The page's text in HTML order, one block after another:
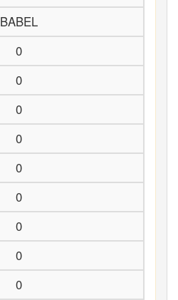
BABEL
0
0
0
0
0
0
0
0
0